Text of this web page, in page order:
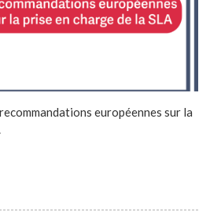
européennes sur la